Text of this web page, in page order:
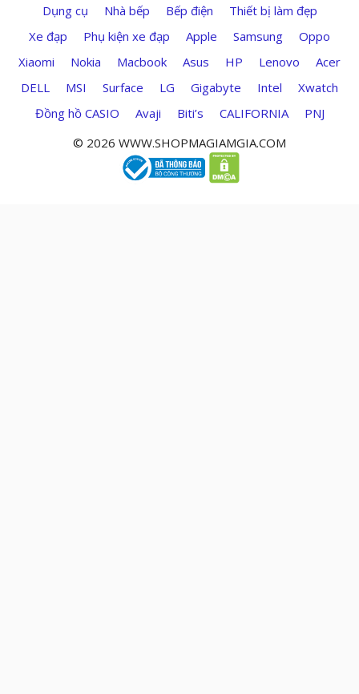
Dụng cụ Nhà bếp Bếp điện
Thiết bị làm đẹp
Xe đạp
Phụ kiện xe đạp Apple Samsung
Oppo
Xiaomi
Nokia Macbook Asus HP Lenovo
Acer
DELL
MSI Surface LG Gigabyte Intel
Xwatch
Đồng hồ CASIO
Avaji Biti’s CALIFORNIA
PNJ
© 2026 WWW.SHOPMAGIAMGIA.COM